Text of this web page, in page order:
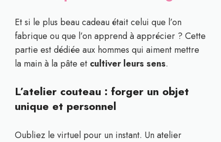
Et si le plus beau cadeau était celui que l’on
fabrique ou que l’on apprend à apprécier ? Cette
partie est dédiée aux hommes qui aiment mettre
la main à la pâte et cultiver leurs sens.
L’atelier couteau : forger un objet
unique et personnel
Oubliez le virtuel pour un instant. Un atelier